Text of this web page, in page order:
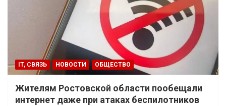
IT, СВЯЗЬ НОВОСТИ ОБЩЕСТВО
Жителям Ростовской области пообещали
интернет даже при атаках беспилотников